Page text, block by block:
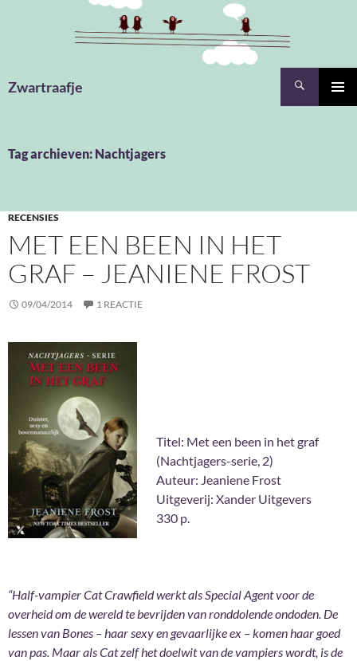
Zwartraafje
Tag archieven: Nachtjagers
RECENSIES
MET EEN BEEN IN HET
GRAF – JEANIENE FROST
09/04/2014 1 REACTIE
Titel: Met een been in het graf
(Nachtjagers-serie, 2)
Auteur: Jeaniene Frost
Uitgeverij: Xander Uitgevers
330 p.
“Half-vampier Cat Crawfield werkt als Special Agent voor de
overheid om de wereld te bevrijden van ronddolende ondoden. De
lessen van Bones – haar sexy en gevaarlijke ex – komen haar goed
van pas. Maar als Cat zelf het doelwit van de vampiers wordt, is de